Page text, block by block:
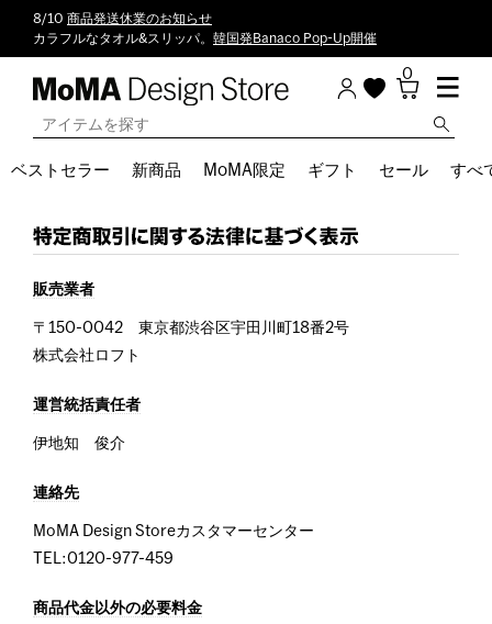
8/10 商品発送休業のお知らせ
カラフルなタオル&スリッパ。 韓国発Banaco Pop-Up開催
0
ベストセラー 新商品 MoMA限定 ギフト セール すべ
販売業者
〒150-0042 東京都渋谷区宇田川町18番2号
株式会社ロフト
運営統括責任者
伊地知 俊介
連絡先
MoMA Design Storeカスタマーセンター
TEL:0120-977-459
商品代金以外の必要料金